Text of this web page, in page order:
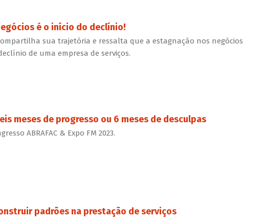
é o início do declínio!
sua trajetória e ressalta que a estagnação nos negócios
de uma empresa de serviços.
meses de progresso ou 6 meses de desculpas
ABRAFAC & Expo FM 2023.
padrões na prestação de serviços